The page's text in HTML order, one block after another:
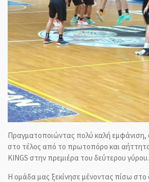
Πραγματοποιώντας πολύ καλή εμφάνιση,
στο τέλος από το πρωτοπόρο και
KINGS στην πρεμιέρα του δεύτερου γύρου.
Η ομάδα μας ξεκίνησε μένοντας πίσω